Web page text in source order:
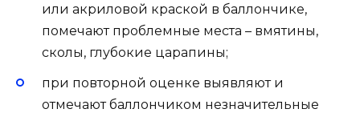
или акриловой краской в баллончике,
помечают проблемные места – вмятины,
сколы, глубокие царапины;
при повторной оценке выявляют и
отмечают баллончиком незначительные